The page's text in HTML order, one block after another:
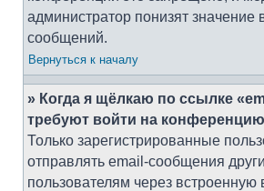
администратор понизят значение
сообщений.
Вернуться к началу
» Когда я щёлкаю по ссылке
требуют войти на
Только зарегистрированные
отправлять email-сообщения
пользователям через